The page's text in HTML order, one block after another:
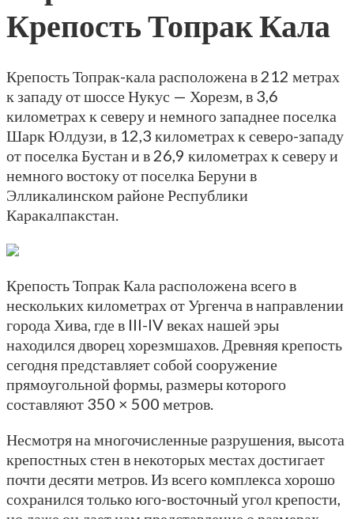
Крепость Топрак Кала
Крепость Топрак-кала расположена в 212 метрах
к западу от шоссе Нукус — Хорезм, в 3,6
километрах к северу и немного западнее поселка
Шарк Юлдузи, в 12,3 километрах к северо-западу
от поселка Бустан и в 26,9 километрах к северу и
немного востоку от поселка Беруни в
Элликалинском районе Республики
Каракалпакстан.
Крепость Топрак Кала расположена всего в
нескольких километрах от Ургенча в направлении
города Хива, где в III-IV веках нашей эры
находился дворец хорезмшахов. Древняя крепость
сегодня представляет собой сооружение
прямоугольной формы, размеры которого
составляют 350 × 500 метров.
Несмотря на многочисленные разрушения, высота
крепостных стен в некоторых местах достигает
почти десяти метров. Из всего комплекса хорошо
сохранился только юго-восточный угол крепости,